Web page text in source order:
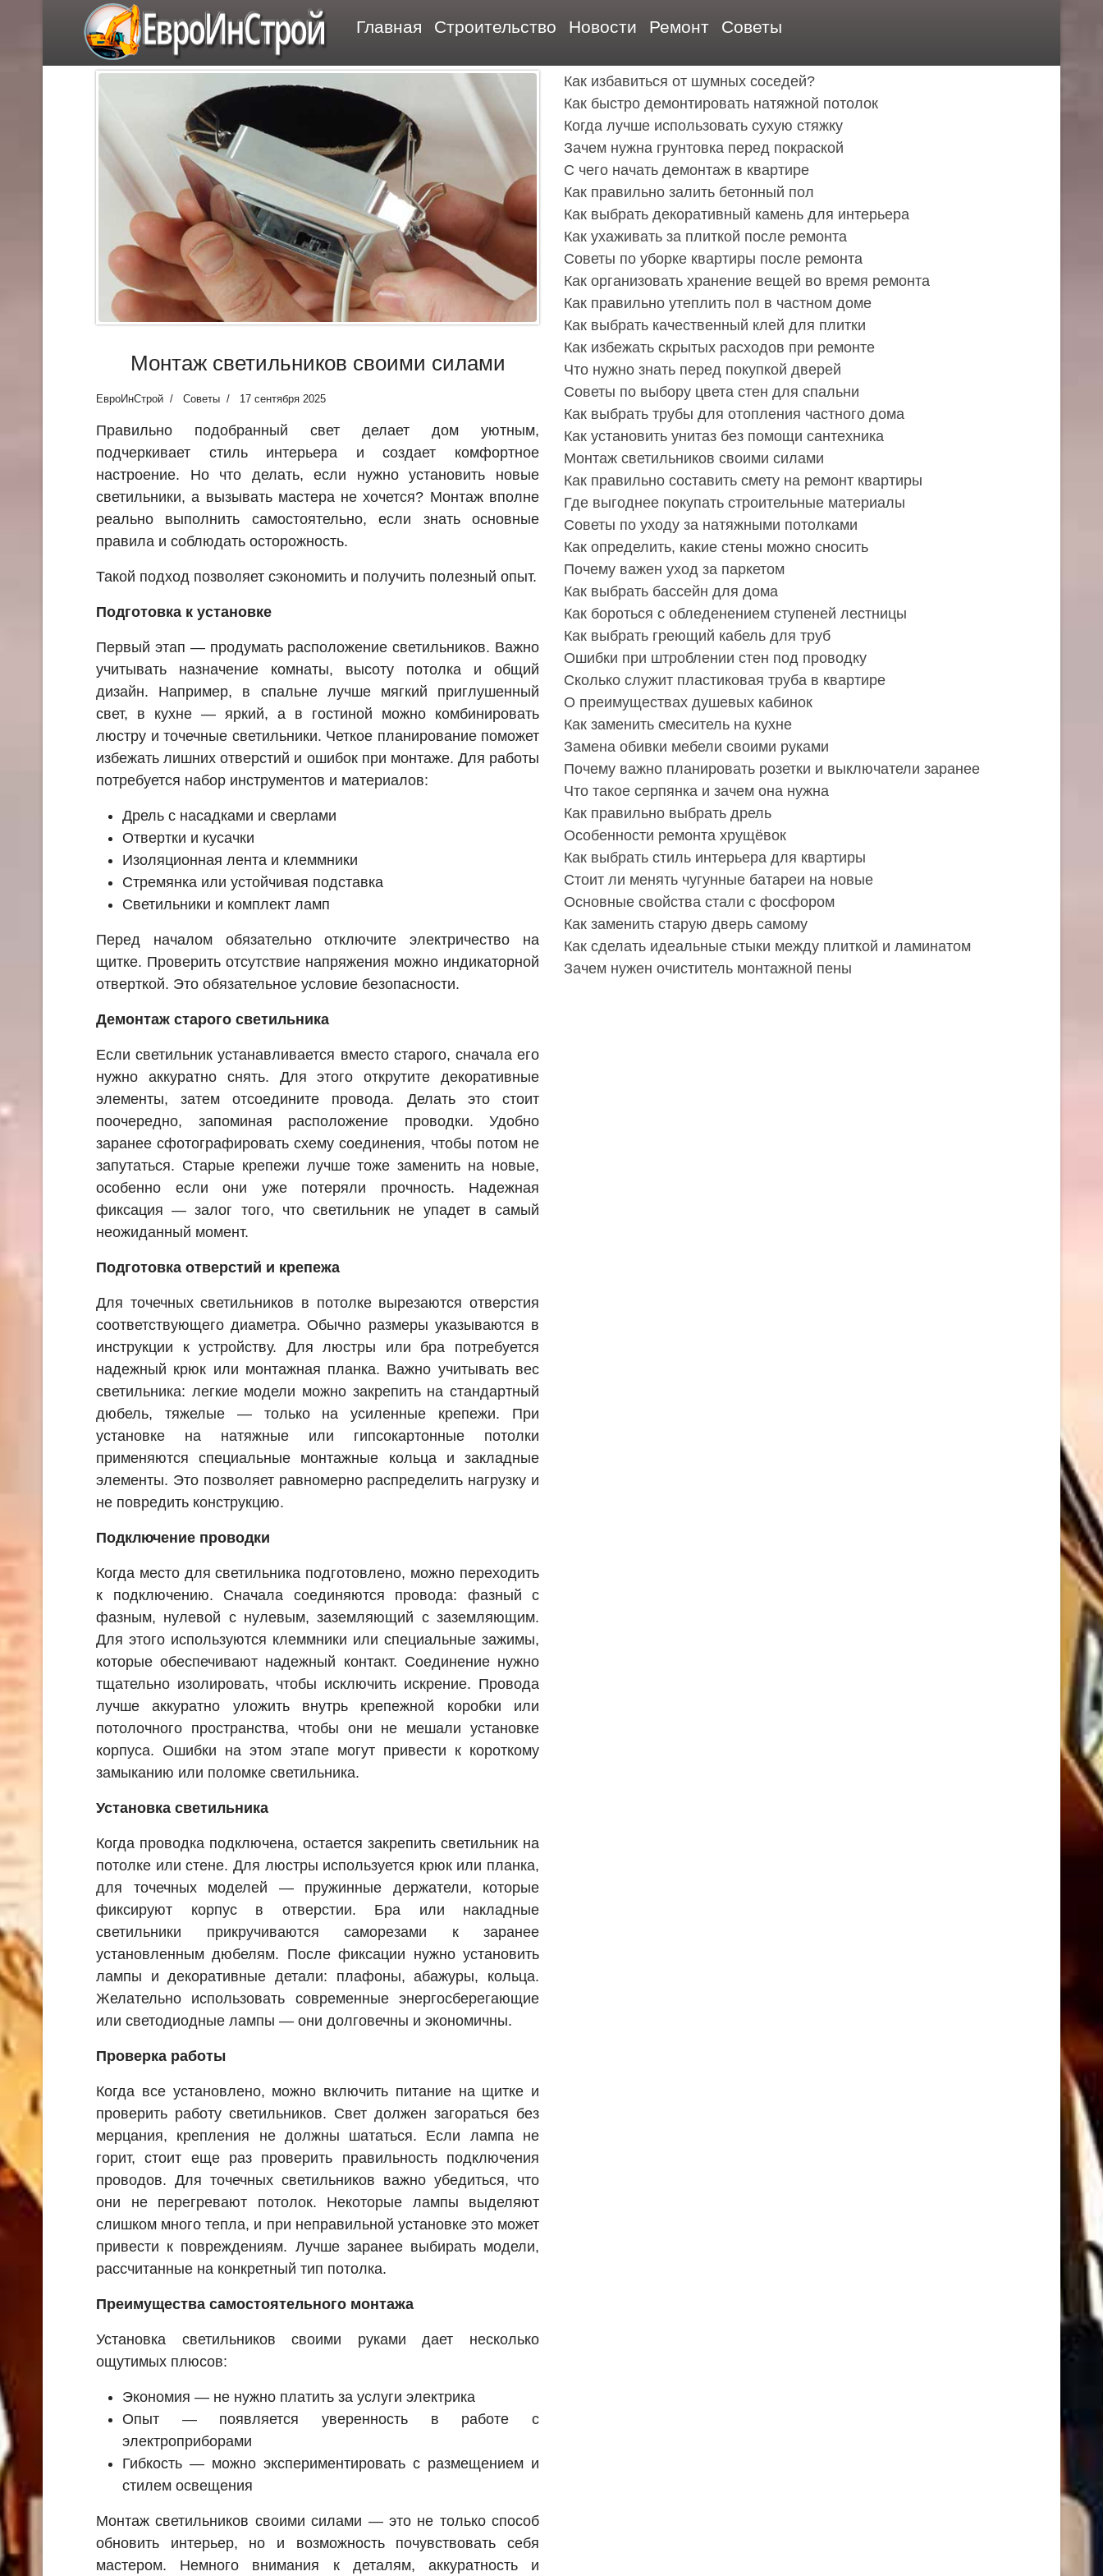
ЕвроИнСтрой Главная Строительство Новости Ремонт Советы
Монтаж светильников своими силами
ЕвроИнСтрой Советы 17 сентября 2025
Правильно подобранный свет делает дом уютным,
подчеркивает стиль интерьера и создает комфортное
настроение. Но что делать, если нужно установить новые
светильники, а вызывать мастера не хочется? Монтаж вполне
реально выполнить самостоятельно, если знать основные
правила и соблюдать осторожность.
Такой подход позволяет сэкономить и получить полезный опыт.
Подготовка к установке
Первый этап — продумать расположение светильников. Важно
учитывать назначение комнаты, высоту потолка и общий
дизайн. Например, в спальне лучше мягкий приглушенный
свет, в кухне — яркий, а в гостиной можно комбинировать
люстру и точечные светильники. Четкое планирование поможет
избежать лишних отверстий и ошибок при монтаже. Для работы
потребуется набор инструментов и материалов:
Дрель с насадками и сверлами
Отвертки и кусачки
Изоляционная лента и клеммники
Стремянка или устойчивая подставка
Светильники и комплект ламп
Перед началом обязательно отключите электричество на
щитке. Проверить отсутствие напряжения можно индикаторной
отверткой. Это обязательное условие безопасности.
Демонтаж старого светильника
Если светильник устанавливается вместо старого, сначала его
нужно аккуратно снять. Для этого открутите декоративные
элементы, затем отсоедините провода. Делать это стоит
поочередно, запоминая расположение проводки. Удобно
заранее сфотографировать схему соединения, чтобы потом не
запутаться. Старые крепежи лучше тоже заменить на новые,
особенно если они уже потеряли прочность. Надежная
фиксация — залог того, что светильник не упадет в самый
неожиданный момент.
Подготовка отверстий и крепежа
Для точечных светильников в потолке вырезаются отверстия
соответствующего диаметра. Обычно размеры указываются в
инструкции к устройству. Для люстры или бра потребуется
надежный крюк или монтажная планка. Важно учитывать вес
светильника: легкие модели можно закрепить на стандартный
дюбель, тяжелые — только на усиленные крепежи. При
установке на натяжные или гипсокартонные потолки
применяются специальные монтажные кольца и закладные
элементы. Это позволяет равномерно распределить нагрузку и
не повредить конструкцию.
Подключение проводки
Когда место для светильника подготовлено, можно переходить
к подключению. Сначала соединяются провода: фазный с
фазным, нулевой с нулевым, заземляющий с заземляющим.
Для этого используются клеммники или специальные зажимы,
которые обеспечивают надежный контакт. Соединение нужно
тщательно изолировать, чтобы исключить искрение. Провода
лучше аккуратно уложить внутрь крепежной коробки или
потолочного пространства, чтобы они не мешали установке
корпуса. Ошибки на этом этапе могут привести к короткому
замыканию или поломке светильника.
Установка светильника
Когда проводка подключена, остается закрепить светильник на
потолке или стене. Для люстры используется крюк или планка,
для точечных моделей — пружинные держатели, которые
фиксируют корпус в отверстии. Бра или накладные
светильники прикручиваются саморезами к заранее
установленным дюбелям. После фиксации нужно установить
лампы и декоративные детали: плафоны, абажуры, кольца.
Желательно использовать современные энергосберегающие
или светодиодные лампы — они долговечны и экономичны.
Проверка работы
Когда все установлено, можно включить питание на щитке и
проверить работу светильников. Свет должен загораться без
мерцания, крепления не должны шататься. Если лампа не
горит, стоит еще раз проверить правильность подключения
проводов. Для точечных светильников важно убедиться, что
они не перегревают потолок. Некоторые лампы выделяют
слишком много тепла, и при неправильной установке это может
привести к повреждениям. Лучше заранее выбирать модели,
рассчитанные на конкретный тип потолка.
Преимущества самостоятельного монтажа
Установка светильников своими руками дает несколько
ощутимых плюсов:
Экономия — не нужно платить за услуги электрика
Опыт — появляется уверенность в работе с
электроприборами
Гибкость — можно экспериментировать с размещением и
стилем освещения
Монтаж светильников своими силами — это не только способ
обновить интерьер, но и возможность почувствовать себя
мастером. Немного внимания к деталям, аккуратность и
Как избавиться от шумных соседей?
Как быстро демонтировать натяжной потолок
Когда лучше использовать сухую стяжку
Зачем нужна грунтовка перед покраской
С чего начать демонтаж в квартире
Как правильно залить бетонный пол
Как выбрать декоративный камень для интерьера
Как ухаживать за плиткой после ремонта
Советы по уборке квартиры после ремонта
Как организовать хранение вещей во время ремонта
Как правильно утеплить пол в частном доме
Как выбрать качественный клей для плитки
Как избежать скрытых расходов при ремонте
Что нужно знать перед покупкой дверей
Советы по выбору цвета стен для спальни
Как выбрать трубы для отопления частного дома
Как установить унитаз без помощи сантехника
Монтаж светильников своими силами
Как правильно составить смету на ремонт квартиры
Где выгоднее покупать строительные материалы
Советы по уходу за натяжными потолками
Как определить, какие стены можно сносить
Почему важен уход за паркетом
Как выбрать бассейн для дома
Как бороться с обледенением ступеней лестницы
Как выбрать греющий кабель для труб
Ошибки при штроблении стен под проводку
Сколько служит пластиковая труба в квартире
О преимуществах душевых кабинок
Как заменить смеситель на кухне
Замена обивки мебели своими руками
Почему важно планировать розетки и выключатели заранее
Что такое серпянка и зачем она нужна
Как правильно выбрать дрель
Особенности ремонта хрущёвок
Как выбрать стиль интерьера для квартиры
Стоит ли менять чугунные батареи на новые
Основные свойства стали с фосфором
Как заменить старую дверь самому
Как сделать идеальные стыки между плиткой и ламинатом
Зачем нужен очиститель монтажной пены